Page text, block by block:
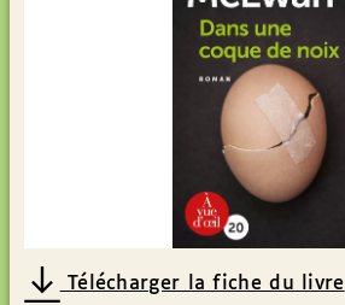
Télécharger la fiche du livre